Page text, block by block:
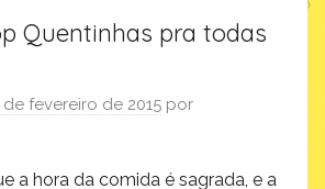
Quentinhas pra todas
de fevereiro de 2015 por
a hora da comida é sagrada, e a